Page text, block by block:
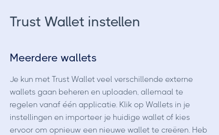
Trust Wallet instellen
Meerdere wallets
Je kun met Trust Wallet veel verschillende externe
wallets gaan beheren en uploaden, allemaal te
regelen vanaf één applicatie. Klik op Wallets in je
instellingen en importeer je huidige wallet of kies
ervoor om opnieuw een nieuwe wallet te creëren. Heb